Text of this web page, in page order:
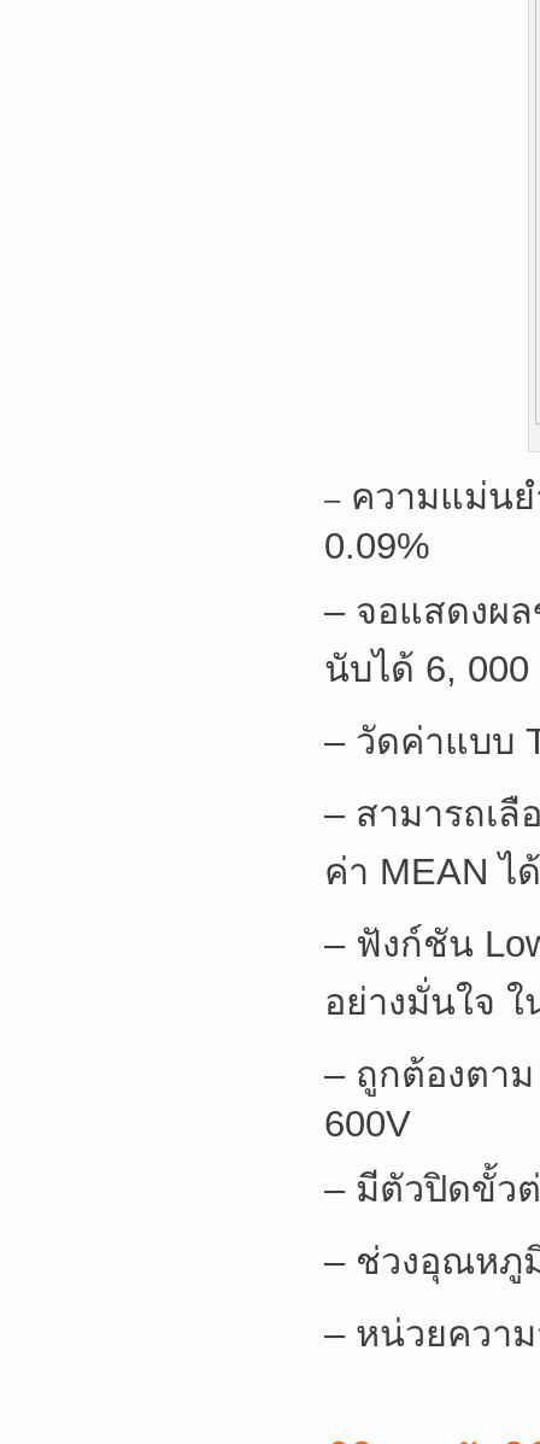
–ความแม่นย
0.09%
– จอแสดงผ
นับได้ 6,
– วัดค่าแบบ
– สามารถเลื
ค่า MEAN ได้
– ฟังก์ชัน
อย่างมั่นใจ ใ
– ถูกต้องตาม
600V
– มีตัวปิดขั้ว
– ช่วงอุณหภู
– หน่วยควา